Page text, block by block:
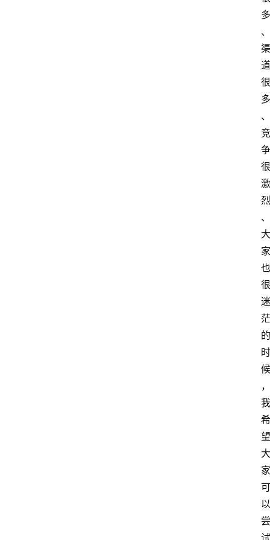
多
、
渠
道
很
多
、
竞
争
很
激
烈
、
大
家
也
很
迷
茫
的
时
候
，
我
希
望
大
家
可
以
尝
试